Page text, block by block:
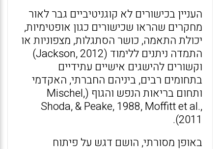
העניין בכישורים לא קוגניטיביים גבר לאור
מחקרים שהראו שכישורים כגון אופטימיות,
יכולת התאמה, כושר הסתגלות, מצפוניות או
התמדה ניתנים ללימוד (Jackson, 2012)
וקשורים להישגים אישיים עתידיים
בתחומים רבים, ביניהם החברתי, האקדמי
ותחום בריאות הנפש והגוף (Mischel,
Shoda, & Peake, 1988, Moffitt et al.,
2011).
באופן מסורתי, הושם דגש על פיתוח